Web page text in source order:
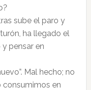
sube el paro y
ha llegado el
pensar en
Mal hecho; no
consumimos en